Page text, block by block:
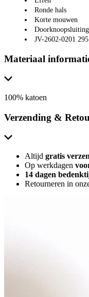
Ronde hals
Korte mouwen
JV-2602-0201
Materiaal
100% katoen
Verzending &
Altijd gratis
Op werkdagen
14 dagen
Retourneren in